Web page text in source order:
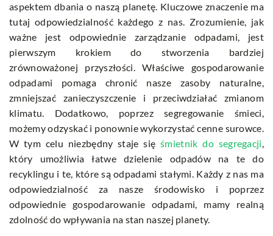
aspektem dbania o naszą planetę. Kluczowe znaczenie ma
tutaj odpowiedzialność każdego z nas. Zrozumienie, jak
ważne jest odpowiednie zarządzanie odpadami, jest
pierwszym krokiem do stworzenia bardziej
zrównoważonej przyszłości. Właściwe gospodarowanie
odpadami pomaga chronić nasze zasoby naturalne,
zmniejszać zanieczyszczenie i przeciwdziałać zmianom
klimatu. Dodatkowo, poprzez segregowanie śmieci,
możemy odzyskać i ponownie wykorzystać cenne surowce.
W tym celu niezbędny staje sięśmietnik do segregacji,
który umożliwia łatwe dzielenie odpadów na te do
recyklingu i te, które są odpadami stałymi. Każdy z nas ma
odpowiedzialność za nasze środowisko i poprzez
odpowiednie gospodarowanie odpadami, mamy realną
zdolność do wpływania na stan naszej planety.